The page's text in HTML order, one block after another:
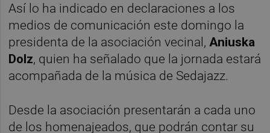
Así lo ha indicado en declaraciones a los
medios de comunicación este domingo la
presidenta de la asociación vecinal,Aniuska
Dolz, quien ha señalado que la jornada estará
acompañada de la música de Sedajazz.
Desde la asociación presentarán a cada uno
de los homenajeados, que podrán contar su